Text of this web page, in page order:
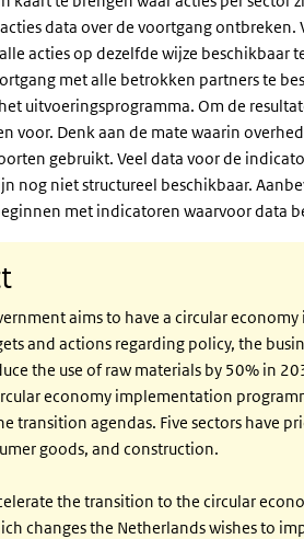
data over de voortgang
acties op dezelfde wijze beschikbaar
met alle betrokken partners te
uitvoeringsprogramma. Om de
voor. Denk aan de mate waarin
gebruikt. Veel data voor de
nog niet structureel beschikbaar.
met indicatoren waarvoor data
aims to have a circular
and actions regarding policy, the
the use of raw materials by 50% in
economy implementation
transition agendas. Five sectors have
goods, and construction.
the transition to the circular
changes the Netherlands wishes to